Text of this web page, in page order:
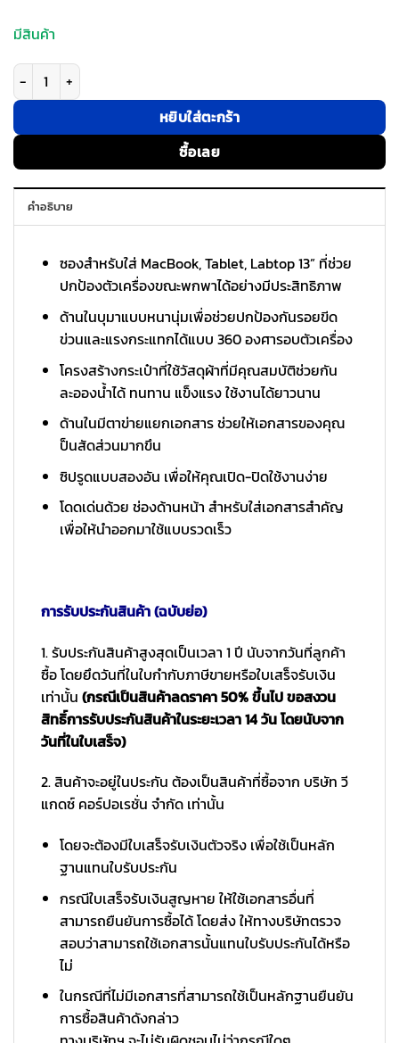
มีสินค้า
จำนวน ซองโน๊ตบุ๊ค STM รุ่น Gamechange Sleeve (13") - สีดำ ชิ้น
หยิบใส่ตะกร้า
ซื้อเลย
คำอธิบาย
ซองสำหรับใส่ MacBook, Tablet, Labtop 13” ที่ช่วย
ปกป้องตัวเครื่องขณะพกพาได้อย่างมีประสิทธิภาพ
ด้านในบุมาแบบหนานุ่มเพื่อช่วยปกป้องกันรอยขีด
ข่วนและแรงกระแทกได้แบบ 360 องศารอบตัวเครื่อง
โครงสร้างกระเป๋าที่ใช้วัสดุผ้าที่มีคุณสมบัติช่วยกัน
ละอองน้ำได้ ทนทาน แข็งแรง ใช้งานได้ยาวนาน
ด้านในมีตาข่ายแยกเอกสาร ช่วยให้เอกสารของคุณ
ป็นสัดส่วนมากขึน
ซิปรูดแบบสองอัน เพื่อให้คุณเปิด-ปิดใช้งานง่าย
โดดเด่นด้วย ช่องด้านหน้า สำหรับใส่เอกสารสำคัญ
เพื่อให้นำออกมาใช้แบบรวดเร็ว
การรับประกันสินค้า (ฉบับย่อ)
1. รับประกันสินค้าสูงสุดเป็นเวลา 1 ปี นับจากวันที่ลูกค้า
ซื้อ โดยยึดวันที่ในใบกำกับภาษีขายหรือใบเสร็จรับเงิน
เท่านั้น (กรณีเป็นสินค้าลดราคา 50% ขึ้นไป ขอสงวน
สิทธิ์การรับประกันสินค้าในระยะเวลา 14 วัน โดยนับจาก
วันที่ในใบเสร็จ)
2. สินค้าจะอยู่ในประกัน ต้องเป็นสินค้าที่ซื้อจาก บริษัท วี
แกดซ์ คอร์ปอเรชั่น จำกัด เท่านั้น
โดยจะต้องมีใบเสร็จรับเงินตัวจริง เพื่อใช้เป็นหลัก
ฐานแทนใบรับประกัน
กรณีใบเสร็จรับเงินสูญหาย ให้ใช้เอกสารอื่นที่
สามารถยืนยันการซื้อได้ โดยส่ง ให้ทางบริษัทตรวจ
สอบว่าสามารถใช้เอกสารนั้นแทนใบรับประกันได้หรือ
ไม่
ในกรณีที่ไม่มีเอกสารที่สามารถใช้เป็นหลักฐานยืนยัน
การซื้อสินค้าดังกล่าว